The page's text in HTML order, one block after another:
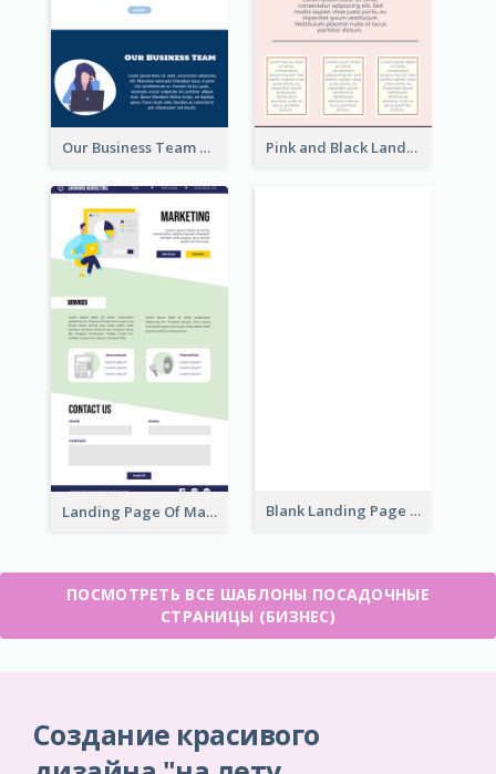
Our Business Team Landing Page Pink and Black Landing Page
Landing Page Of Marketing Company Blank Landing Page
ПОСМОТРЕТЬ ВСЕ ШАБЛОНЫ ПОСАДОЧНЫЕ
СТРАНИЦЫ (БИЗНЕС)
Создание красивого